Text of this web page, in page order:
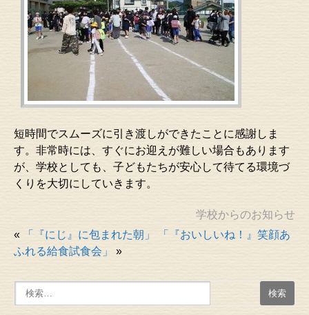
短時間でスムーズに引き渡しができたことに感謝しま
す。非常時には、すぐにお迎えが難しい場合もあります
が、学校としても、子どもたちが安心して待てる環境づ
くりを大切にしていきます。
学校からのお知らせ
«
「『にじ』に包まれた朝」
「『おいしいね！』笑顔あ
ふれる給食試食会」
»